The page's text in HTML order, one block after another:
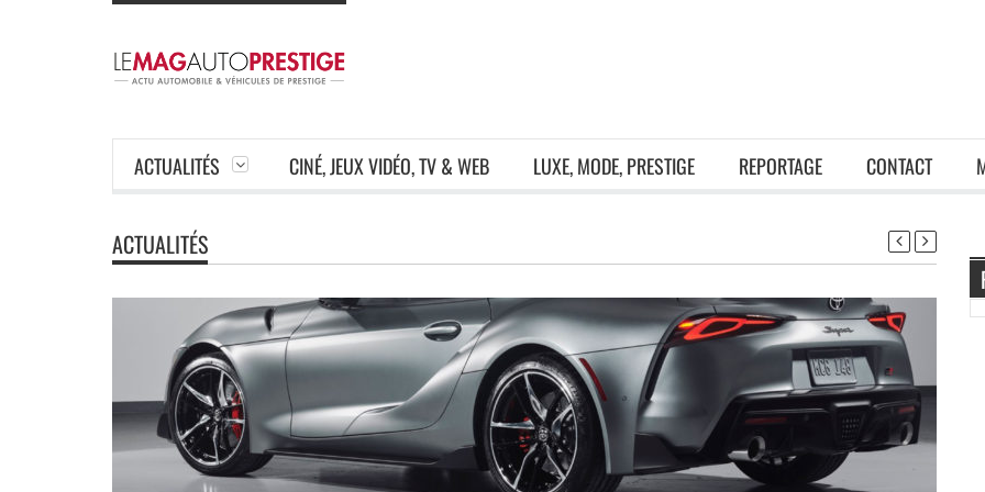
ACTUALITÉS CINÉ, JEUX VIDÉO, TV & WEB LUXE, MODE, PRESTIGE REPORTAGE CONTACT
ACTUALITÉS